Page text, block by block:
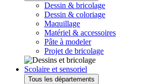
Dessin & bricolage
Dessin & coloriage
Maquillage
Matériel & accessoires
Pâte à modeler
Projet de bricolage
Scolaire et sensoriel
Tous les départements